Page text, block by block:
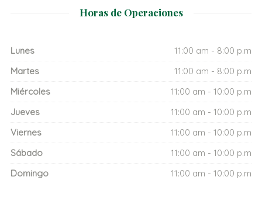
Horas de Operaciones
Lunes
11:00 am - 8:00 p.m
Martes
11:00 am - 8:00 p.m
Miércoles
11:00 am - 10:00 p.m
Jueves
11:00 am - 10:00 p.m
Viernes
11:00 am - 10:00 p.m
Sábado
11:00 am - 10:00 p.m
Domingo
11:00 am - 10:00 p.m